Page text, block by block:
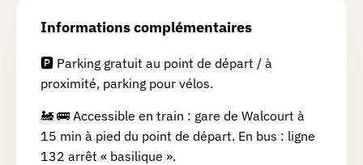
Informations complémentaires
🅿️ Parking gratuit au point de départ / à
proximité, parking pour vélos.
🚂 🚌 Accessible en train : gare de Walcourt à
15 min à pied du point de départ. En bus : ligne
132 arrêt « basilique ».